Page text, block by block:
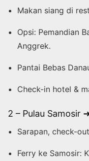
Makan siang di
Opsi: Pemandian
Anggrek.
Pantai Bebas
Check-in hotel &
2 – Pulau Samosir
Sarapan, check-
Ferry ke Samosir: